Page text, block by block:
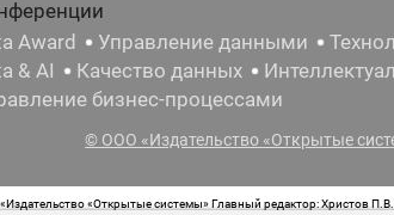
Award
Управление данными
& AI
Качество данных
бизнес-процессами
© ООО «Издательство «Открытые
«Открытые системы» Главный редактор: Христов